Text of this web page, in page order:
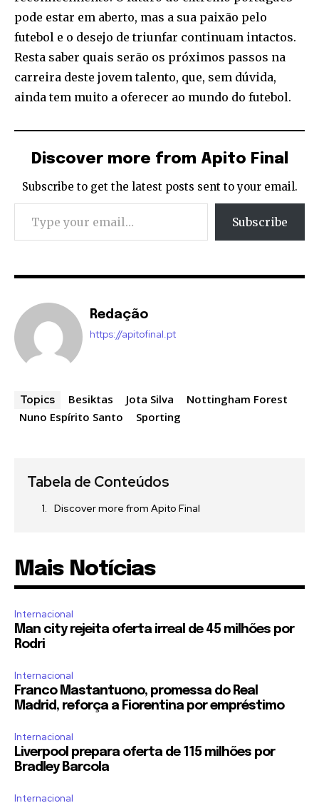
pode estar em aberto, mas a sua paixão pelo
futebol e o desejo de triunfar continuam intactos.
Resta saber quais serão os próximos passos na
carreira deste jovem talento, que, sem dúvida,
ainda tem muito a oferecer ao mundo do futebol.
Discover more from Apito Final
Subscribe to get the latest posts sent to your email.
Type your email…
Subscribe
Redação
https://apitofinal.pt
Topics Besiktas Jota Silva
Nottingham Forest
Nuno Espírito Santo
Sporting
Tabela de Conteúdos
Discover more from Apito Final
Mais Notícias
Internacional
Man city rejeita oferta irreal de 45 milhões por
Rodri
Internacional
Franco Mastantuono, promessa do Real
Madrid, reforça a Fiorentina por empréstimo
Internacional
Liverpool prepara oferta de 115 milhões por
Bradley Barcola
Internacional